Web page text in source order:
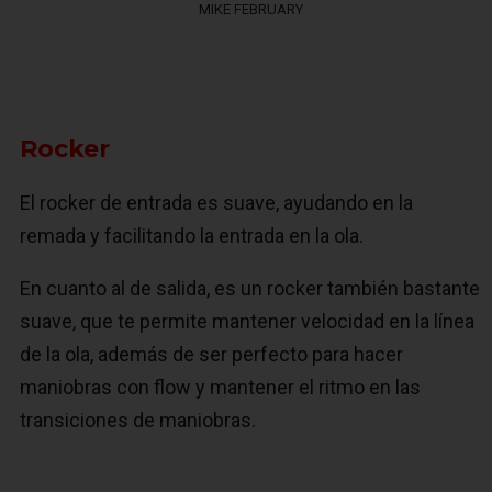
MIKE FEBRUARY
Rocker
El rocker de entrada es suave, ayudando en la
remada y facilitando la entrada en la ola.
En cuanto al de salida, es un rocker también bastante
suave, que te permite mantener velocidad en la línea
de la ola, además de ser perfecto para hacer
maniobras con flow y mantener el ritmo en las
transiciones de maniobras.